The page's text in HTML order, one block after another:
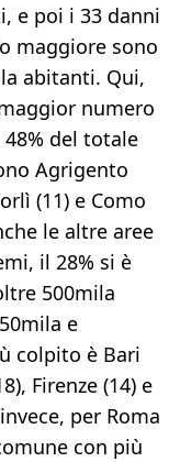
e poi i 33 danni
maggiore sono
abitanti. Qui,
numero
del totale
Agrigento
(11) e Como
le altre aree
il 28% si è
500mila
e
colpito è Bari
Firenze (14) e
per Roma
con più